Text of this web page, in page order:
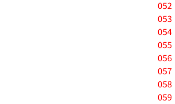
052
053
054
055
056
057
058
059